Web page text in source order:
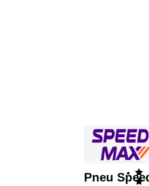
Pneu